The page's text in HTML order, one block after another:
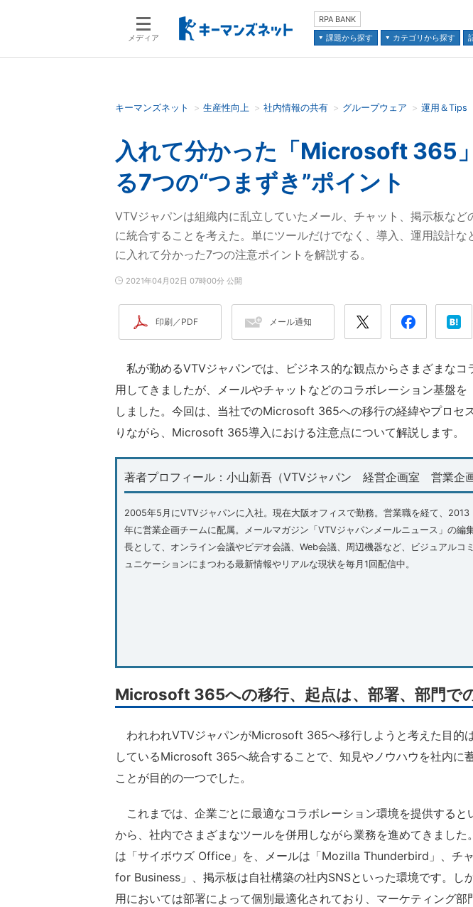
メディア
RPA BANK
課題から探す
カテゴリから探す
検索語を入力してください
キーマンズネット 生産性向上 社内情報の共有 グループウェア 運用＆Tips
入れて分かった「Microsoft 365
る7つの“つまずき”ポイント
VTVジャパンは組織内に乱立していたメール、チャット、掲示板な
に統合することを考えた。単にツールだけでなく、導入、運用設計な
に入れて分かった7つの注意ポイントを解説する。
2021年04月02日 07時00分 公開
印刷／PDF メール通知
私が勤めるVTVジャパンでは、ビジネス的な観点からさまざまなコ
用してきましたが、メールやチャットなどのコラボレーション基盤
しました。今回は、当社でのMicrosoft 365への移行の経緯やプロセ
りながら、Microsoft 365導入における注意点について解説します。
著者プロフィール：小山新吾（VTVジャパン 経営企画室 営業企画
2005年5月にVTVジャパンに入社。現在大阪オフィスで勤務。営業職を経て、2013
年に営業企画チームに配属。メールマガジン「VTVジャパンメールニュース」の編
長として、オンライン会議やビデオ会議、Web会議、周辺機器など、ビジュアルコミ
ュニケーションにまつわる最新情報やリアルな現状を毎月1回配信中。
Microsoft 365への移行、起点は、部署、部門で
われわれVTVジャパンがMicrosoft 365へ移行しようと考えた目的
しているMicrosoft 365へ統合することで、知見やノウハウを社内に
ことが目的の一つでした。
これまでは、企業ごとに最適なコラボレーション環境を提供すると
から、社内でさまざまなツールを併用しながら業務を進めてきました
は「サイボウズ Office」を、メールは「Mozilla Thunderbird」、チ
for Business」、掲示板は自社構築の社内SNSといった環境です。し
用においては部署によって個別最適化されており、マーケティング